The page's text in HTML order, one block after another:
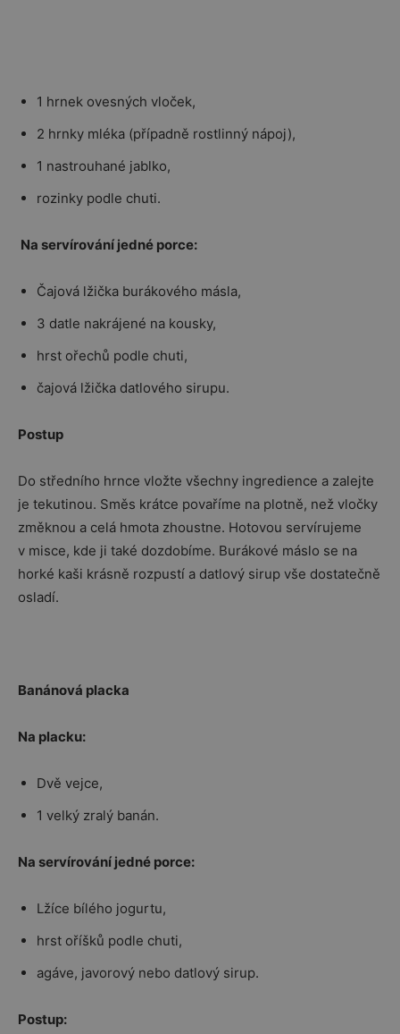
1 hrnek ovesných vloček,
2 hrnky mléka (případně rostlinný nápoj),
1 nastrouhané jablko,
rozinky podle chuti.
Na servírování jedné porce:
Čajová lžička burákového másla,
3 datle nakrájené na kousky,
hrst ořechů podle chuti,
čajová lžička datlového sirupu.
Postup
Do středního hrnce vložte všechny ingredience a zalejte
je tekutinou. Směs krátce povaříme na plotně, než vločky
změknou a celá hmota zhoustne. Hotovou servírujeme
v misce, kde ji také dozdobíme. Burákové máslo se na
horké kaši krásně rozpustí a datlový sirup vše dostatečně
osladí.
Banánová placka
Na placku:
Dvě vejce,
1 velký zralý banán.
Na servírování jedné porce:
Lžíce bílého jogurtu,
hrst oříšků podle chuti,
agáve, javorový nebo datlový sirup.
Postup: